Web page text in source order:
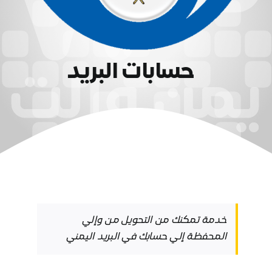
تواصل معنا
حسابات البريد
خدمة تمكنك من التحويل من وإلي
المحفظةإلي حسابك في البريد اليمني